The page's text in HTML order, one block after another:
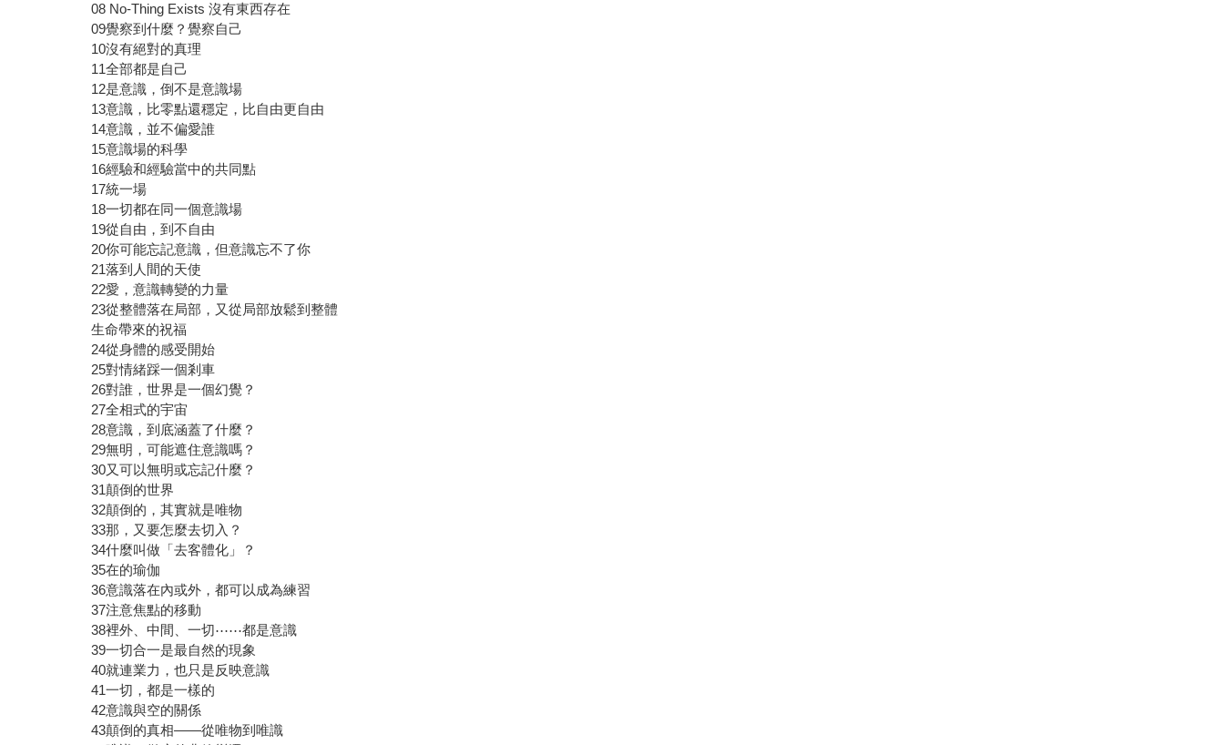
08 No-Thing Exists 沒有東西存在
09覺察到什麼？覺察自己
10沒有絕對的真理
11全部都是自己
12是意識，倒不是意識場
13意識，比零點還穩定，比自由更自由
14意識，並不偏愛誰
15意識場的科學
16經驗和經驗當中的共同點
17統一場
18一切都在同一個意識場
19從自由，到不自由
20你可能忘記意識，但意識忘不了你
21落到人間的天使
22愛，意識轉變的力量
23從整體落在局部，又從局部放鬆到整體
生命帶來的祝福
24從身體的感受開始
25對情緒踩一個剎車
26對誰，世界是一個幻覺？
27全相式的宇宙
28意識，到底涵蓋了什麼？
29無明，可能遮住意識嗎？
30又可以無明或忘記什麼？
31顛倒的世界
32顛倒的，其實就是唯物
33那，又要怎麼去切入？
34什麼叫做「去客體化」？
35在的瑜伽
36意識落在內或外，都可以成為練習
37注意焦點的移動
38裡外、中間、一切⋯⋯都是意識
39一切合一是最自然的現象
40就連業力，也只是反映意識
41一切，都是一樣的
42意識與空的關係
43顛倒的真相——從唯物到唯識